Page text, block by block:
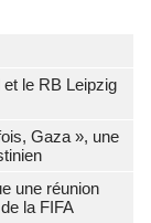
le RB Leipzig
Gaza », une
une réunion
la FIFA